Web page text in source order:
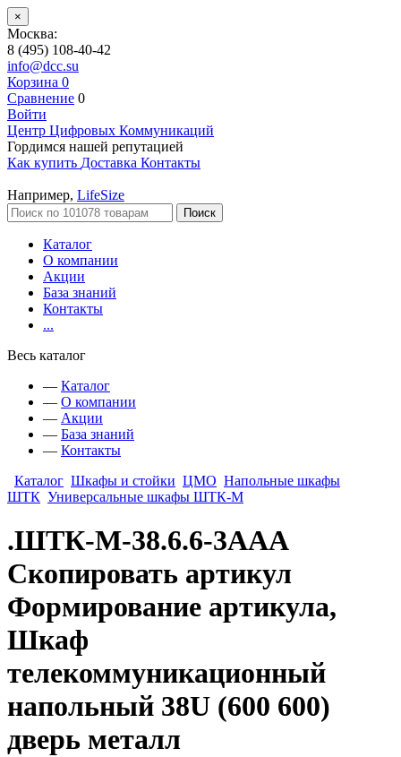
×
Москва:
8 (495) 108-40-42
info@dcc.su
Корзина 0
Сравнение 0
Войти
Центр Цифровых Коммуникаций
Гордимся нашей репутацией
Как купить Доставка Контакты
Например, LifeSize
Поиск
Каталог
О компании
Акции
База знаний
Контакты
...
Весь каталог
— Каталог
— О компании
— Акции
— База знаний
— Контакты
Каталог Шкафы и стойки ЦМО Напольные шкафы
ШТК Универсальные шкафы ШТК-М
.ШТК-М-38.6.6-3ААА
Скопировать артикул
Формирование артикула,
Шкаф
телекоммуникационный
напольный 38U (600 600)
дверь металл